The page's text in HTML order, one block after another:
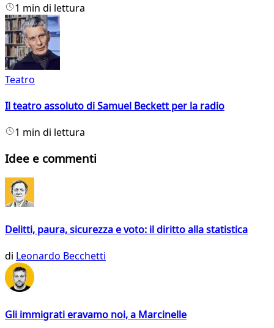
1 min di lettura
Teatro
Il teatro assoluto di Samuel Beckett per la radio
1 min di lettura
Idee e commenti
Delitti, paura, sicurezza e voto: il diritto alla statistica
di Leonardo Becchetti
Gli immigrati eravamo noi, a Marcinelle